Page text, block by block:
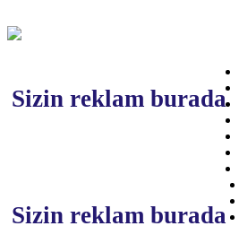
Sizin reklam burada
Sizin reklam burada